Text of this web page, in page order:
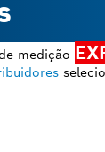
medição